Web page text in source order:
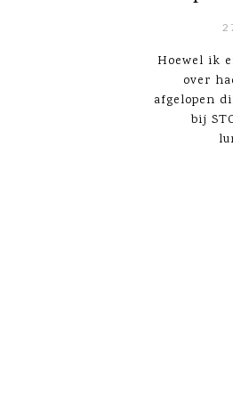
Hoewel ik
over
afgelopen
bij